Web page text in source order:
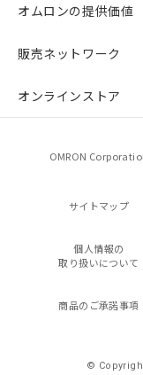
オムロンの提供価値
販売ネットワーク
オンラインストア
OMRON
サイトマップ
個人情報の
取り扱いについて
商品のご承諾事項
©